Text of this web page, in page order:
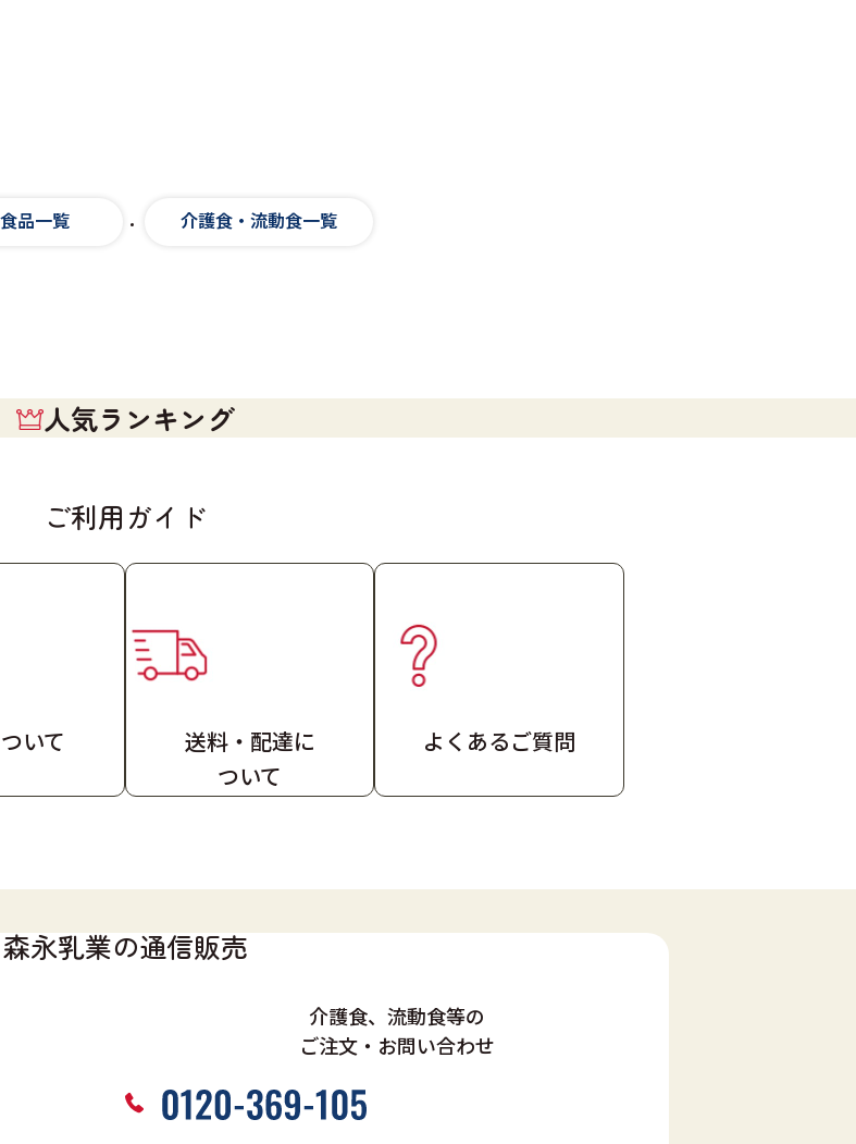
品一覧 介護食・流動食一覧
人気ランキング
ご利用ガイド
いて 送料・配達に
ついて
よくあるご質問
森永乳業の通信販売
介護食、流動食等の
ご注文・お問い合わせ